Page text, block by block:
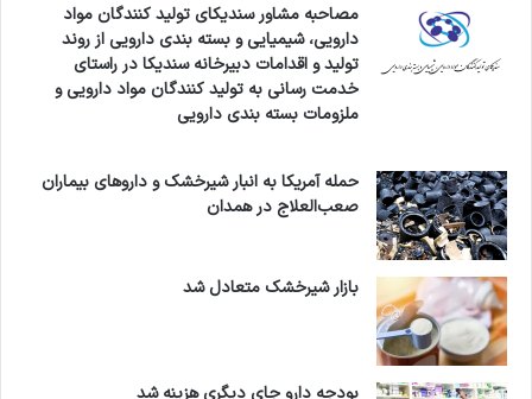
مصاحبه مشاور سندیکای تولید کنندگان مواد
دارویی، شیمیایی و بسته بندی دارویی از روند
تولید و اقدامات دبیرخانه سندیکا در راستای
خدمت رسانی به تولید کنندگان مواد دارویی و
ملزومات بسته بندی دارویی
حمله آمریکا به انبار شیرخشک و داروهای بیماران
صعب‌العلاج در همدان
بازار شیرخشک متعادل شد
بودجه دارو جای دیگری هزینه شد